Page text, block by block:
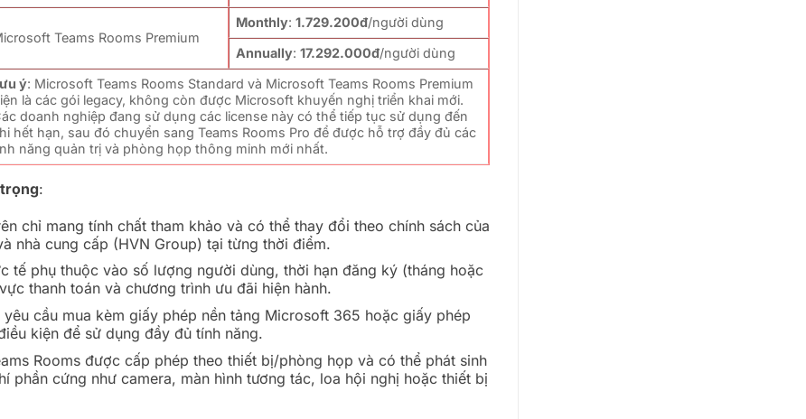
Teams Rooms Premium
Monthly:1.729.200đ/người dùng
Annually:17.292.000đ/người dùng
ý: Microsoft Teams Rooms Standard và Microsoft Teams Rooms Premium
là các gói legacy, không còn được Microsoft khuyến nghị triển khai mới.
doanh nghiệp đang sử dụng các license này có thể tiếp tục sử dụng đến
hết hạn, sau đó chuyển sang Teams Rooms Pro để được hỗ trợ đầy đủ các
năng quản trị và phòng họp thông minh mới nhất.
:
chỉ mang tính chất tham khảo và có thể thay đổi theo chính sách của
nhà cung cấp (HVN Group) tại từng thời điểm.
tế phụ thuộc vào số lượng người dùng, thời hạn đăng ký (tháng hoặc
thanh toán và chương trình ưu đãi hiện hành.
cầu mua kèm giấy phép nền tảng Microsoft 365 hoặc giấy phép
kiện để sử dụng đầy đủ tính năng.
Rooms được cấp phép theo thiết bị/phòng họp và có thể phát sinh
phần cứng như camera, màn hình tương tác, loa hội nghị hoặc thiết bị